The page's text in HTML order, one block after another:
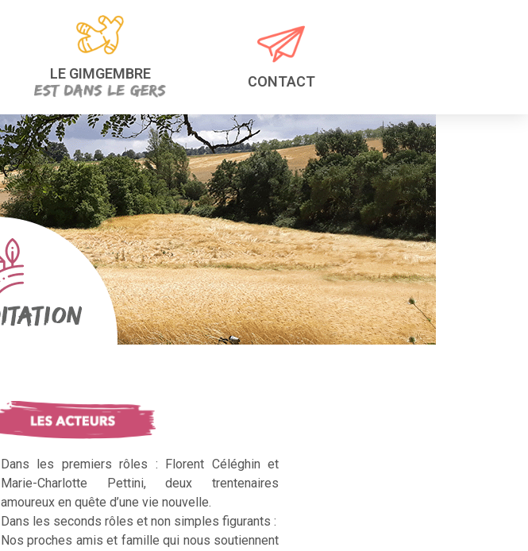
LE GIMGEMBRE CONTACT
Dans les premiers rôles : Florent Céléghin et
Marie-Charlotte Pettini, deux trentenaires
amoureux en quête d’une vie nouvelle.
Dans les seconds rôles et non simples figurants :
Nos proches amis et famille qui nous soutiennent